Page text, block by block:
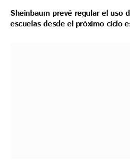
Sheinbaum prevé regular el uso
escuelas desde el próximo ciclo